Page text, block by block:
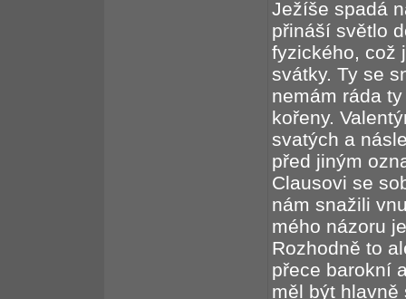
Ježíše spadá
přináší světlo
fyzického, což
svátky. Ty se
nemám ráda
kořeny.
svatých a
před jiným
Clausovi se
nám snažili
mého názoru
Rozhodně to
přece barokní
měl být